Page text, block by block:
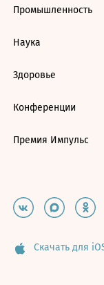
Промышленность
Наука
Здоровье
Конференции
Премия Импульс
Скачать для